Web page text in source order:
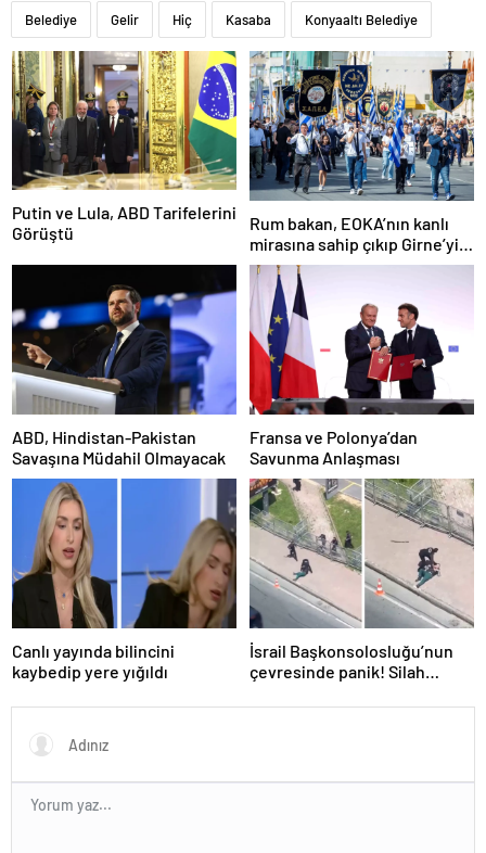
Belediye Gelir Hiç Kasaba Konyaaltı Belediye
Putin ve Lula, ABD Tarifelerini
Görüştü
Rum bakan, EOKA’nın kanlı
mirasına sahip çıkıp Girne’yi
hedef gösterdi
ABD, Hindistan-Pakistan
Savaşına Müdahil Olmayacak
Fransa ve Polonya’dan
Savunma Anlaşması
Canlı yayında bilincini
kaybedip yere yığıldı
İsrail Başkonsolosluğu’nun
çevresinde panik! Silah
açıklama geldi